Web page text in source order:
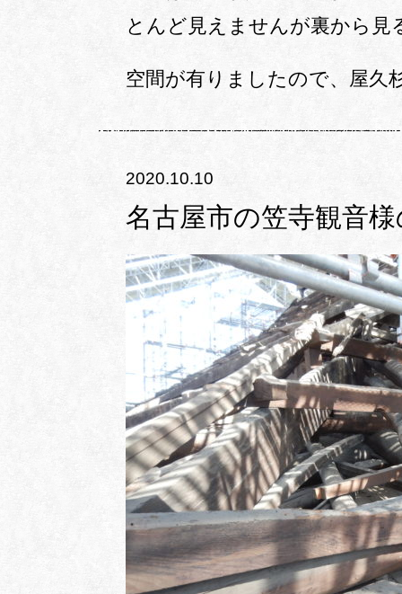
とんど見えませんが裏から見
空間が有りましたので、屋久
2020.10.10
名古屋市の笠寺観音